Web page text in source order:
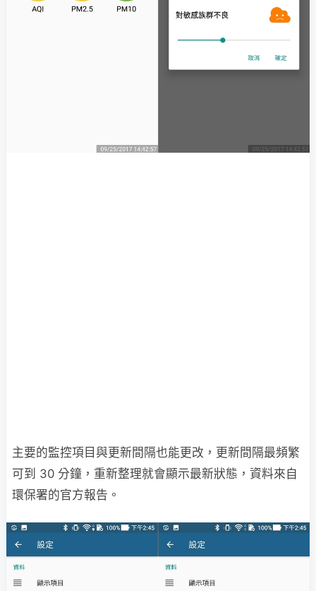
主要的監控項目與更新間隔也能更改，更新間隔最頻繁
可到 30 分鐘，重新整理就會顯示最新狀態，資料來自
環保署的官方報告。